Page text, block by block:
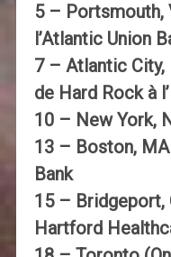
5 – Portsmouth,
l’Atlantic Union
7 – Atlantic
de Hard Rock à
10 – New York,
13 – Boston,
Bank
15 – Bridgeport,
Hartford